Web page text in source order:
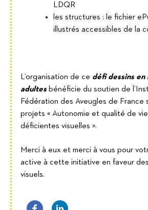
LDQR
les structures : le fichier
illustrés accessibles de la
L’organisation de ce défi dessins
adultes bénéficie du soutien de
Fédération des Aveugles de France
projets « Autonomie et qualité de
déficientes visuelles ».
Merci à eux et merci à vous pour
active à cette initiative en faveur
visuels.